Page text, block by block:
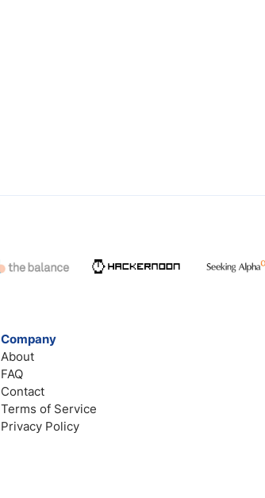
Company
About
FAQ
Contact
Terms of Service
Privacy Policy